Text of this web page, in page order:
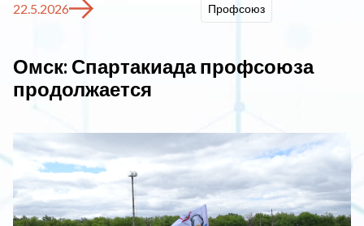
22.5.2026 Профсоюз
Омск: Спартакиада профсоюза
продолжается